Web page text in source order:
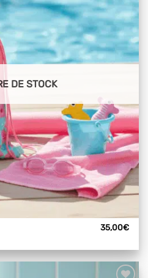
articles
favoris
DE STOCK
35,00€